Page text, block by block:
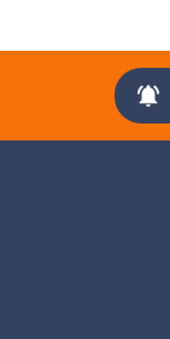
notifications_active